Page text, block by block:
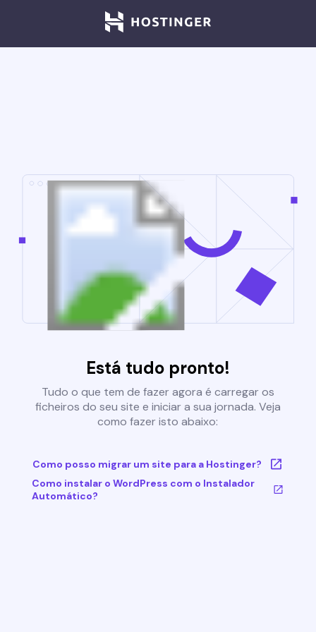
Está tudo pronto!
Tudo o que tem de fazer agora é carregar os
ficheiros do seu site e iniciar a sua jornada. Veja
como fazer isto abaixo:
Como posso migrar um site para a Hostinger?
Como instalar o WordPress com o Instalador
Automático?